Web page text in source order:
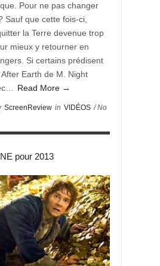
Pour ne pas changer
Sauf que cette fois-ci,
la Terre devenue trop
mieux y retourner en
Si certains prédisent
After Earth de M. Night
Read More →
ScreenReview in VIDÉOS / No
pour 2013